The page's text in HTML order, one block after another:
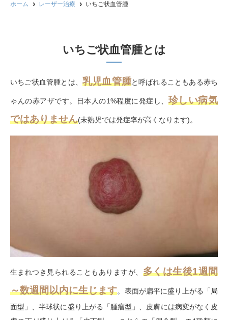
ホーム レーザー治療 いちご状血管腫
いちご状血管腫とは
いちご状血管腫とは、 乳児血管腫と呼ばれることもある赤ち
ゃんの赤アザです。日本人の1%程度に発症し、 珍しい病気
ではありません(未熟児では発症率が高くなります)。
生まれつき見られることもありますが、 多くは生後1週間
～数週間以内に生じます。表面が扁平に盛り上がる「局
面型」、半球状に盛り上がる「腫瘤型」、皮膚には病変がなく皮